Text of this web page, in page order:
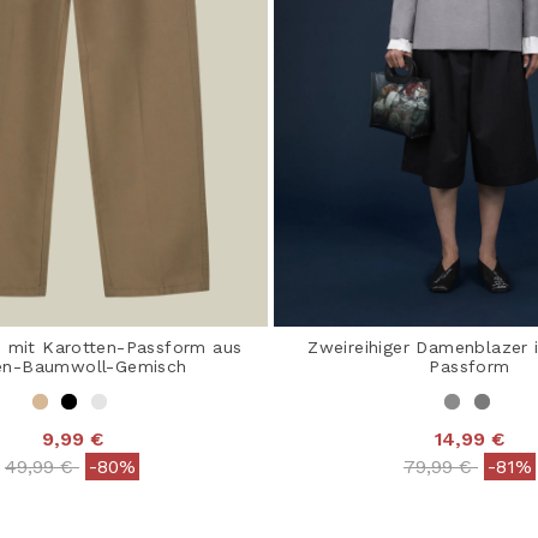
mit Karotten-Passform aus
Baumwoll-Gemisch
9,99 €
Price reduced from
49,99 €to-80%
Zweireihiger Damenblazer
Passform
14,99 €
Price reduced
79,99 €to-81%